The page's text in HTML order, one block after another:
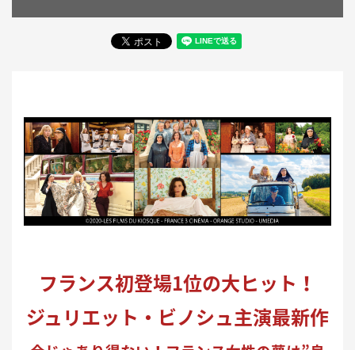
フランス初登場1位の大ヒット！
ジュリエット・ビノシュ主演最新作